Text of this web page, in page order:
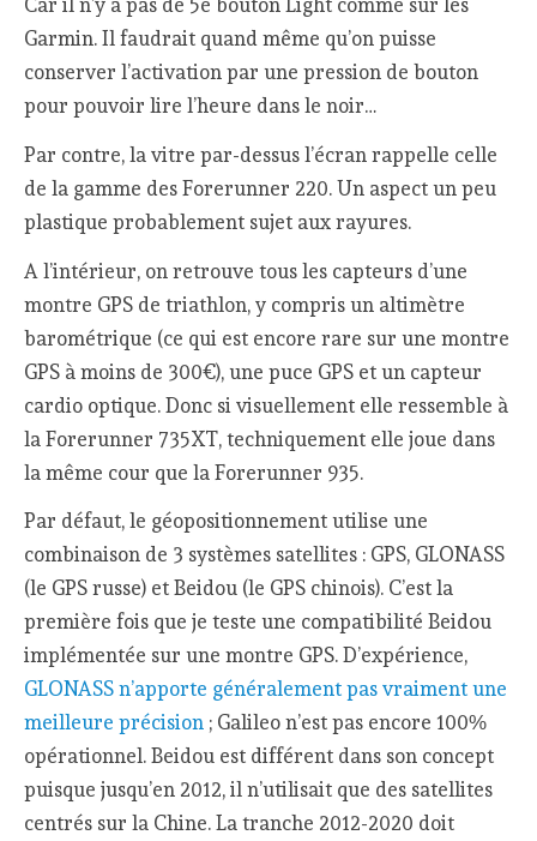
Car il n’y a pas de 5e bouton Light comme sur les
Garmin. Il faudrait quand même qu’on puisse
conserver l’activation par une pression de bouton
pour pouvoir lire l’heure dans le noir…
Par contre, la vitre par-dessus l’écran rappelle celle
de la gamme des Forerunner 220. Un aspect un peu
plastique probablement sujet aux rayures.
A l’intérieur, on retrouve tous les capteurs d’une
montre GPS de triathlon, y compris un altimètre
barométrique (ce qui est encore rare sur une montre
GPS à moins de 300€), une puce GPS et un capteur
cardio optique. Donc si visuellement elle ressemble à
la Forerunner 735XT, techniquement elle joue dans
la même cour que la Forerunner 935.
Par défaut, le géopositionnement utilise une
combinaison de 3 systèmes satellites : GPS, GLONASS
(le GPS russe) et Beidou (le GPS chinois). C’est la
première fois que je teste une compatibilité Beidou
implémentée sur une montre GPS. D’expérience,
GLONASS n’apporte généralement pas vraiment une
meilleure précision ; Galileo n’est pas encore 100%
opérationnel. Beidou est différent dans son concept
puisque jusqu’en 2012, il n’utilisait que des satellites
centrés sur la Chine. La tranche 2012-2020 doit